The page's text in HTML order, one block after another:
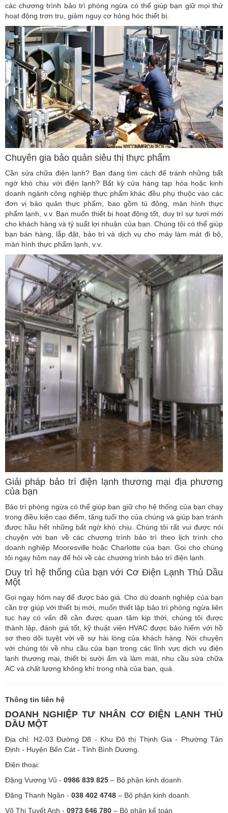
các chương trình bảo trì phòng ngừa có thể giúp bạn giữ mọi thứ
hoạt động trơn tru, giảm nguy cơ hỏng hóc thiết bị.
Chuyên gia bảo quản siêu thị thực phẩm
Cần sửa chữa điện lạnh? Bạn đang tìm cách để tránh những bất
ngờ khó chịu với điện lạnh? Bất kỳ cửa hàng tạp hóa hoặc kinh
doanh ngành công nghiệp thực phẩm khác đều phụ thuộc vào các
đơn vị bảo quản thực phẩm, bao gồm tủ đông, màn hình thực
phẩm lạnh, v.v. Bạn muốn thiết bị hoạt động tốt, duy trì sự tươi mới
cho khách hàng và tỷ suất lợi nhuận của bạn. Chúng tôi có thể giúp
bạn bán hàng, lắp đặt, bảo trì và dịch vụ cho máy làm mát đi bộ,
màn hình thực phẩm lạnh, v.v.
Giải pháp bảo trì điện lạnh thương mại địa phương
của bạn
Bảo trì phòng ngừa có thể giúp bạn giữ cho hệ thống của bạn chạy
trong điều kiện cao điểm, tăng tuổi thọ của chúng và giúp bạn tránh
được hầu hết những bất ngờ khó chịu. Chúng tôi rất vui được nói
chuyện với bạn về các chương trình bảo trì theo lịch trình cho
doanh nghiệp Mooresville hoặc Charlotte của bạn. Gọi cho chúng
tôi ngay hôm nay để hỏi về các chương trình bảo trì điện lạnh.
Duy trì hệ thống của bạn với Cơ Điện Lạnh Thủ Dầu
Một
Gọi ngay hôm nay để được báo giá. Cho dù doanh nghiệp của bạn
cần trợ giúp với thiết bị mới, muốn thiết lập bảo trì phòng ngừa liên
tục hay có vấn đề cần được quan tâm kịp thời, chúng tôi được
thành lập, đánh giá tốt, kỹ thuật viên HVAC được bảo hiểm với hồ
sơ theo dõi tuyệt vời về sự hài lòng của khách hàng. Nói chuyện
với chúng tôi về nhu cầu của bạn trong các lĩnh vực dịch vụ điện
lạnh thương mại, thiết bị sưởi ấm và làm mát, nhu cầu sửa chữa
AC và chất lượng không khí trong nhà của bạn, quá.
Thông tin liên hệ
DOANH NGHIỆP TƯ NHÂN CƠ ĐIỆN LẠNH THỦ
DẦU MỘT
Địa chỉ: H2-03 Đường D8 - Khu Đô thị Thịnh Gia - Phường Tân
Định - Huyện Bến Cát - Tỉnh Bình Dương.
Điện thoại:
Đặng Vương Vũ - 0986 839 825 – Bộ phận kinh doanh.
Đặng Thanh Ngân - 038 402 4748 – Bộ phận kinh doanh.
Võ Thị Tuyết Anh - 0973 646 780 – Bộ phận kế toán